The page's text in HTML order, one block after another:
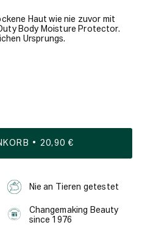
Haut wie nie zuvor mit
Body Moisture Protector.
Ursprungs.
20,90 €
Nie an Tieren getestet
Changemaking Beauty
since 1976